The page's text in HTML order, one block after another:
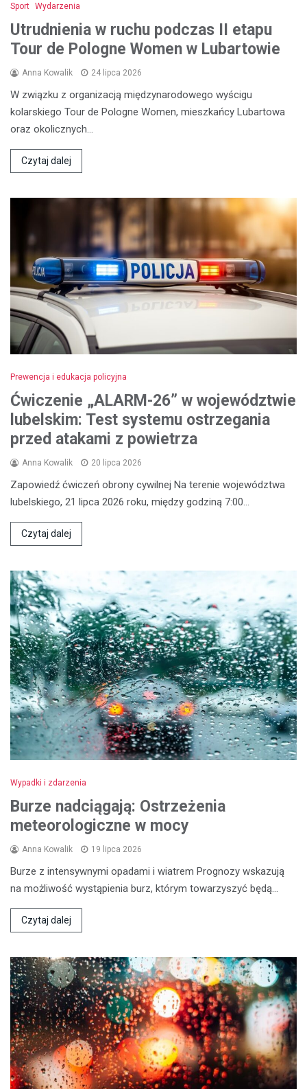
Sport Wydarzenia
Utrudnienia w ruchu podczas II etapu
Tour de Pologne Women w Lubartowie
Anna Kowalik 24 lipca 2026
W związku z organizacją międzynarodowego wyścigu
kolarskiego Tour de Pologne Women, mieszkańcy Lubartowa
oraz okolicznych…
Czytaj dalej
Prewencja i edukacja policyjna
Ćwiczenie „ALARM-26” w województwie
lubelskim: Test systemu ostrzegania
przed atakami z powietrza
Anna Kowalik 20 lipca 2026
Zapowiedź ćwiczeń obrony cywilnej Na terenie województwa
lubelskiego, 21 lipca 2026 roku, między godziną 7:00…
Czytaj dalej
Wypadki i zdarzenia
Burze nadciągają: Ostrzeżenia
meteorologiczne w mocy
Anna Kowalik 19 lipca 2026
Burze z intensywnymi opadami i wiatrem Prognozy wskazują
na możliwość wystąpienia burz, którym towarzyszyć będą…
Czytaj dalej